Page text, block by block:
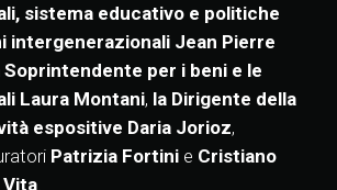
sistema educativo e politiche
intergenerazionali Jean Pierre
Soprintendente per i beni e le
Laura Montani, la Dirigente della
espositive Daria Jorioz,
Patrizia Fortini e Cristiano